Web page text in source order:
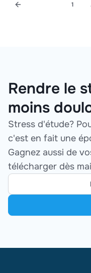
1
Rendre le
moins
Stress d'étude?
c'est en fait une
Gagnez aussi de
télécharger dès